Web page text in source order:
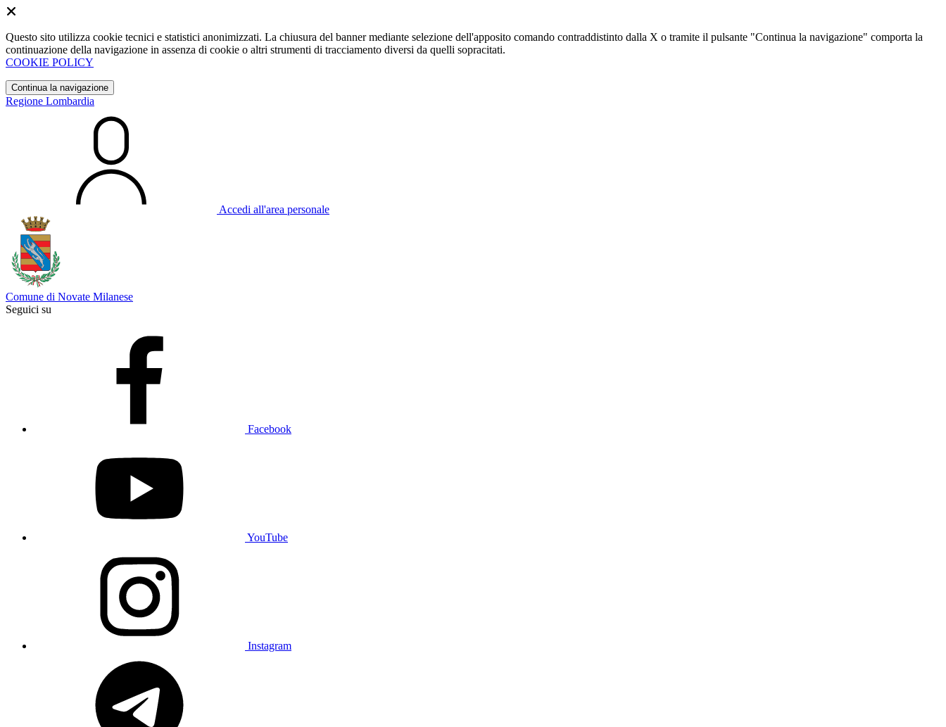
Questo sito utilizza cookie tecnici e statistici anonimizzati. La chiusura del banner mediante selezione dell'apposito comando contraddistinto dalla X o tramite il pulsante "Continua la navigazione" comporta la
continuazione della navigazione in assenza di cookie o altri strumenti di tracciamento diversi da quelli sopracitati.
COOKIE POLICY
Continua la navigazione
Regione Lombardia
Accedi all'area personale
Comune di Novate Milanese
Seguici su
Facebook
YouTube
Instagram